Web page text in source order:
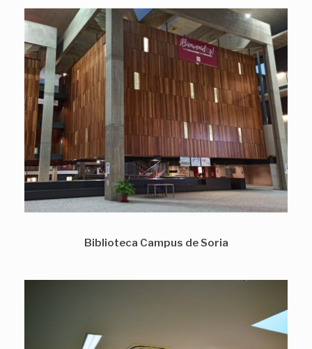
Biblioteca Campus de Soria